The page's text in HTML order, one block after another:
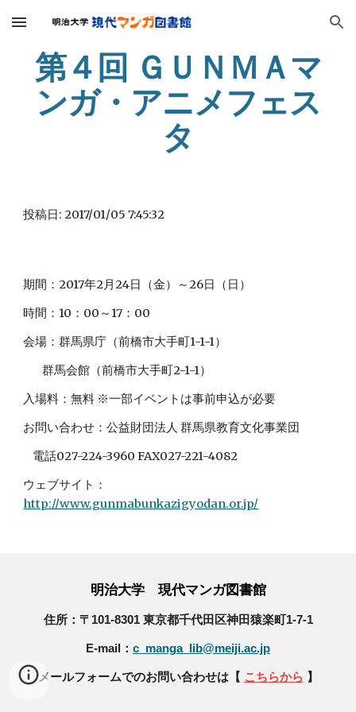
Skip to main content Skip to navigation
第４回 ＧＵＮＭＡマ
ンガ・アニメフェス
タ
投稿日: 2017/01/05 7:45:32
期間：2017年2月24日（金）～26日（日）
時間：10：00～17：00
会場：群馬県庁（前橋市大手町1-1-1）
        群馬会館（前橋市大手町2-1-1）
入場料：無料 ※一部イベントは事前申込が必要
お問い合わせ：公益財団法人 群馬県教育文化事業団
    電話027-224-3960 FAX027-221-4082
ウェブサイト：
http://www.gunmabunkazigyodan.or.jp/
明治大学 現代マンガ図書館
住所：〒101-8301 東京都千代田区神田猿楽町1-7-1
E-mail： c_manga_lib@meiji.ac.jp
メールフォームでのお問い合わせは【 こちらから 】